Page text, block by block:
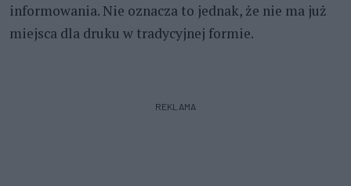
informowania. Nie oznacza to jednak, że nie ma już
miejsca dla druku w tradycyjnej formie.
REKLAMA